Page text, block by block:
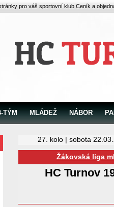
pro váš sportovní klub Ceník a
TÝM MLÁDEŽ NÁBOR
27. kolo | sobota
Žákovská liga
HC Turnov